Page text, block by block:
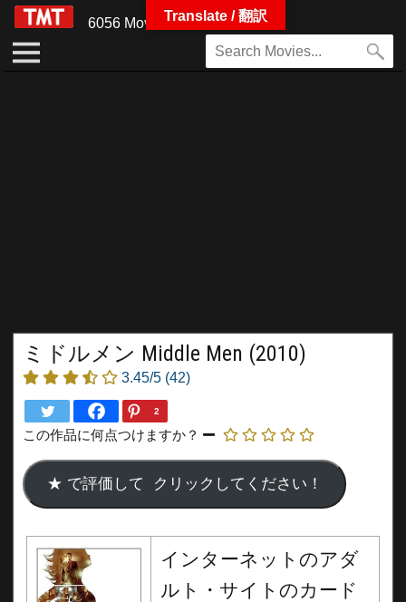
6056 Movies
ミドルメン Middle Men (2010)
3.45/5 (42)
2
この作品に何点つけますか？
インターネットのアダ
ルト・サイトのカード
Translate / 翻訳